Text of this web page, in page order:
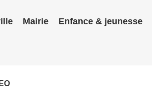
Mairie Enfance & jeunesse